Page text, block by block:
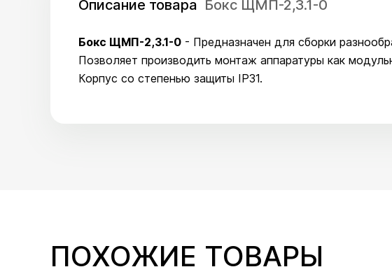
Описание товара Бокс ЩМП-2,3.1-0
Бокс ЩМП-2,3.1-0 - Предназначен для сборки
Позволяет производить монтаж аппаратуры как
Корпус со степенью защиты IP31.
ПОХОЖИЕ ТОВАРЫ